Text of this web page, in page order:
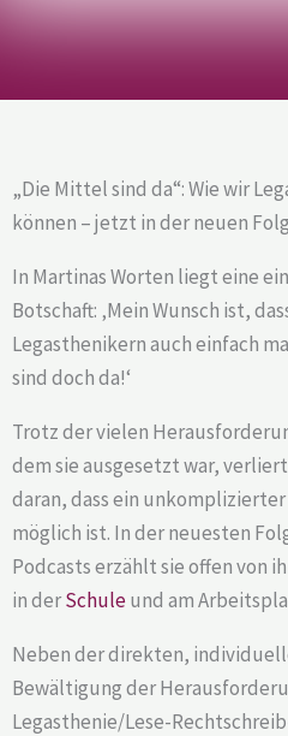
„Die Mittel sind da“: Wie wir
können – jetzt in der neuen
In Martinas Worten liegt eine
Botschaft: ‚Mein Wunsch ist,
Legasthenikern auch einfach
sind doch da!‘
Trotz der vielen
dem sie ausgesetzt war,
daran, dass ein
möglich ist. In der neuesten
Podcasts erzählt sie offen von
in derSchuleund am
Neben der direkten,
Bewältigung der
Legasthenie/Lese-